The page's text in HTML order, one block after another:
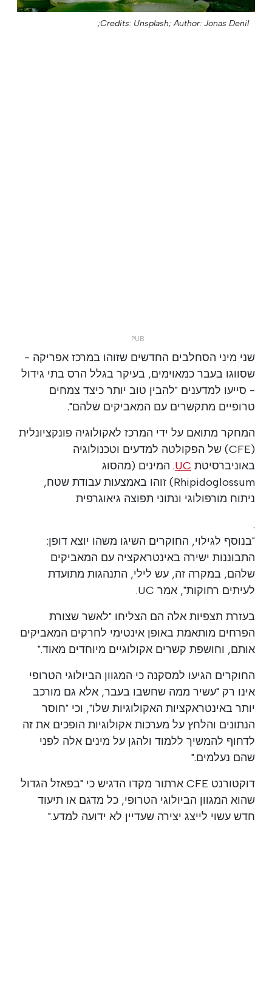
Credits: Unsplash; Author: Jonas Denil;
שני מיני הסחלבים החדשים שזוהו במרכז אפריקה -
שסווגו בעבר כמאוימים, בעיקר בגלל הרס בתי גידול
- סייעו למדענים "להבין טוב יותר כיצד צמחים
טרופיים מתקשרים עם המאביקים שלהם".
המחקר מתואם על ידי המרכז לאקולוגיה פונקציונלית
(CFE) של הפקולטה למדעים וטכנולוגיה
באוניברסיטת UC. המינים (מהסוג
Rhipidoglossum) זוהו באמצעות עבודת שטח,
ניתוח מורפולוגי ונתוני תפוצה גיאוגרפית
.
"בנוסף לגילוי, החוקרים השיגו משהו יוצא דופן:
התבוננות ישירה באינטראקציה עם המאביקים
שלהם, במקרה זה, עש לילי, התנהגות מתועדת
לעיתים רחוקות", אמר UC.
בעזרת תצפיות אלה הם הצליחו "לאשר שצורת
הפרחים מותאמת באופן אינטימי לחרקים המאביקים
אותם, וחושפת קשרים אקולוגיים מיוחדים מאוד."
החוקרים הגיעו למסקנה כי המגוון הביולוגי הטרופי
אינו רק "עשיר ממה שחשבו בעבר, אלא גם מורכב
יותר באינטראקציות האקולוגיות שלו", וכי "חוסר
הנתונים והלחץ על מערכות אקולוגיות הופכים את זה
לדחוף להמשיך ללמוד ולהגן על מינים אלה לפני
שהם נעלמים."
דוקטורנט CFE ארתור מקדו הדגיש כי "בפאזל הגדול
שהוא המגוון הביולוגי הטרופי, כל מדגם או תיעוד
חדש עשוי לייצג יצירה שעדיין לא ידועה למדע."